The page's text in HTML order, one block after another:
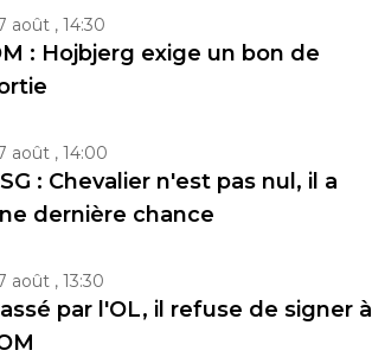
août , 14:30
: Hojbjerg exige un bon de
août , 14:00
: Chevalier n'est pas nul, il a
dernière chance
août , 13:30
par l'OL, il refuse de signer à